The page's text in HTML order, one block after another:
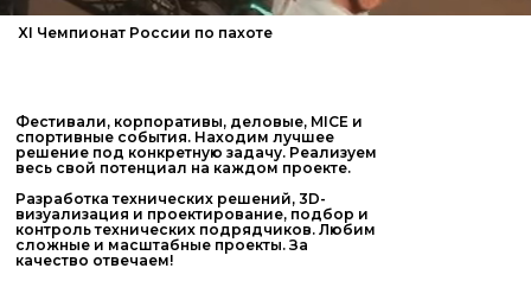
XI Чемпионат России по пахоте
Фестивали, корпоративы, деловые, MICE и
спортивные события. Находим лучшее
решение под конкретную задачу. Реализуем
весь свой потенциал на каждом проекте.
Разработка технических решений, 3D-
визуализация и проектирование, подбор и
контроль технических подрядчиков. Любим
сложные и масштабные проекты. За
качество отвечаем!